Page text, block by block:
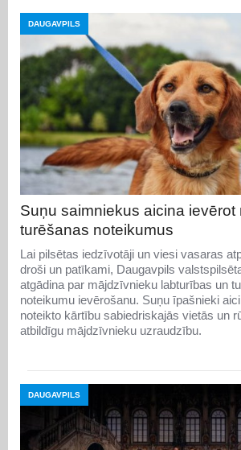
DAUGAVPILS
Suņu saimniekus aicina ievērot
turēšanas noteikumus
Lai pilsētas iedzīvotāji un viesi vasaras
droši un patīkami, Daugavpils
atgādina par mājdzīvnieku labturības un
noteikumu ievērošanu. Suņu īpašnieki
noteikto kārtību sabiedriskajās vietās un
atbildīgu mājdzīvnieku uzraudzību.
DAUGAVPILS